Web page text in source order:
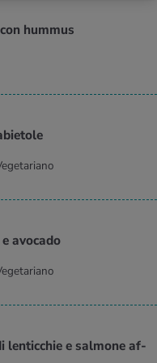
hum­mus
avo­ca­do
len­tic­chie e sal­mo­ne af­